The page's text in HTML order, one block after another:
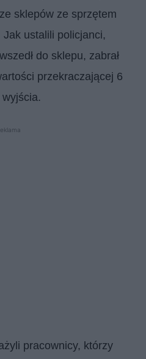
sklepów ze sprzętem
ustalili policjanci,
do sklepu, zabrał
przekraczającej 6
wyjścia.
pracownicy, którzy